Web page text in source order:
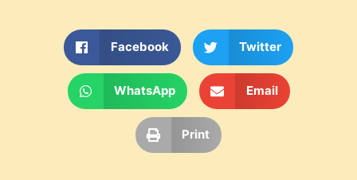
Facebook Twitter
WhatsApp Email
Print